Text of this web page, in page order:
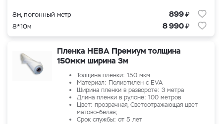
8м, погонный метр 899₽
8*10м 8 990₽
Пленка НЕВА Премиум толщина
150мкм ширина 3м
Толщина пленки: 150 мкм
Материал: Полиэтилен с EVA
Ширина пленки в развороте: 3 метра
Длина пленки в рулоне: 100 метров
Цвет: прозрачная, Светоотражающая цвет
матово-белая;
Срок службы: от 5 лет